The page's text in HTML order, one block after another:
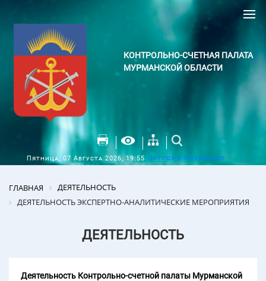
КОНТРОЛЬНО-СЧЕТНАЯ ПАЛАТА
МУРМАНСКОЙ ОБЛАСТИ
Пятница, 07 Августа 2026, 19:55 Погода в Мурманске
ГЛАВНАЯ
ДЕЯТЕЛЬНОСТЬ
ДЕЯТЕЛЬНОСТЬ ЭКСПЕРТНО-АНАЛИТИЧЕСКИЕ МЕРОПРИЯТИЯ
ДЕЯТЕЛЬНОСТЬ
Деятельность Контрольно-счетной палаты Мурманской